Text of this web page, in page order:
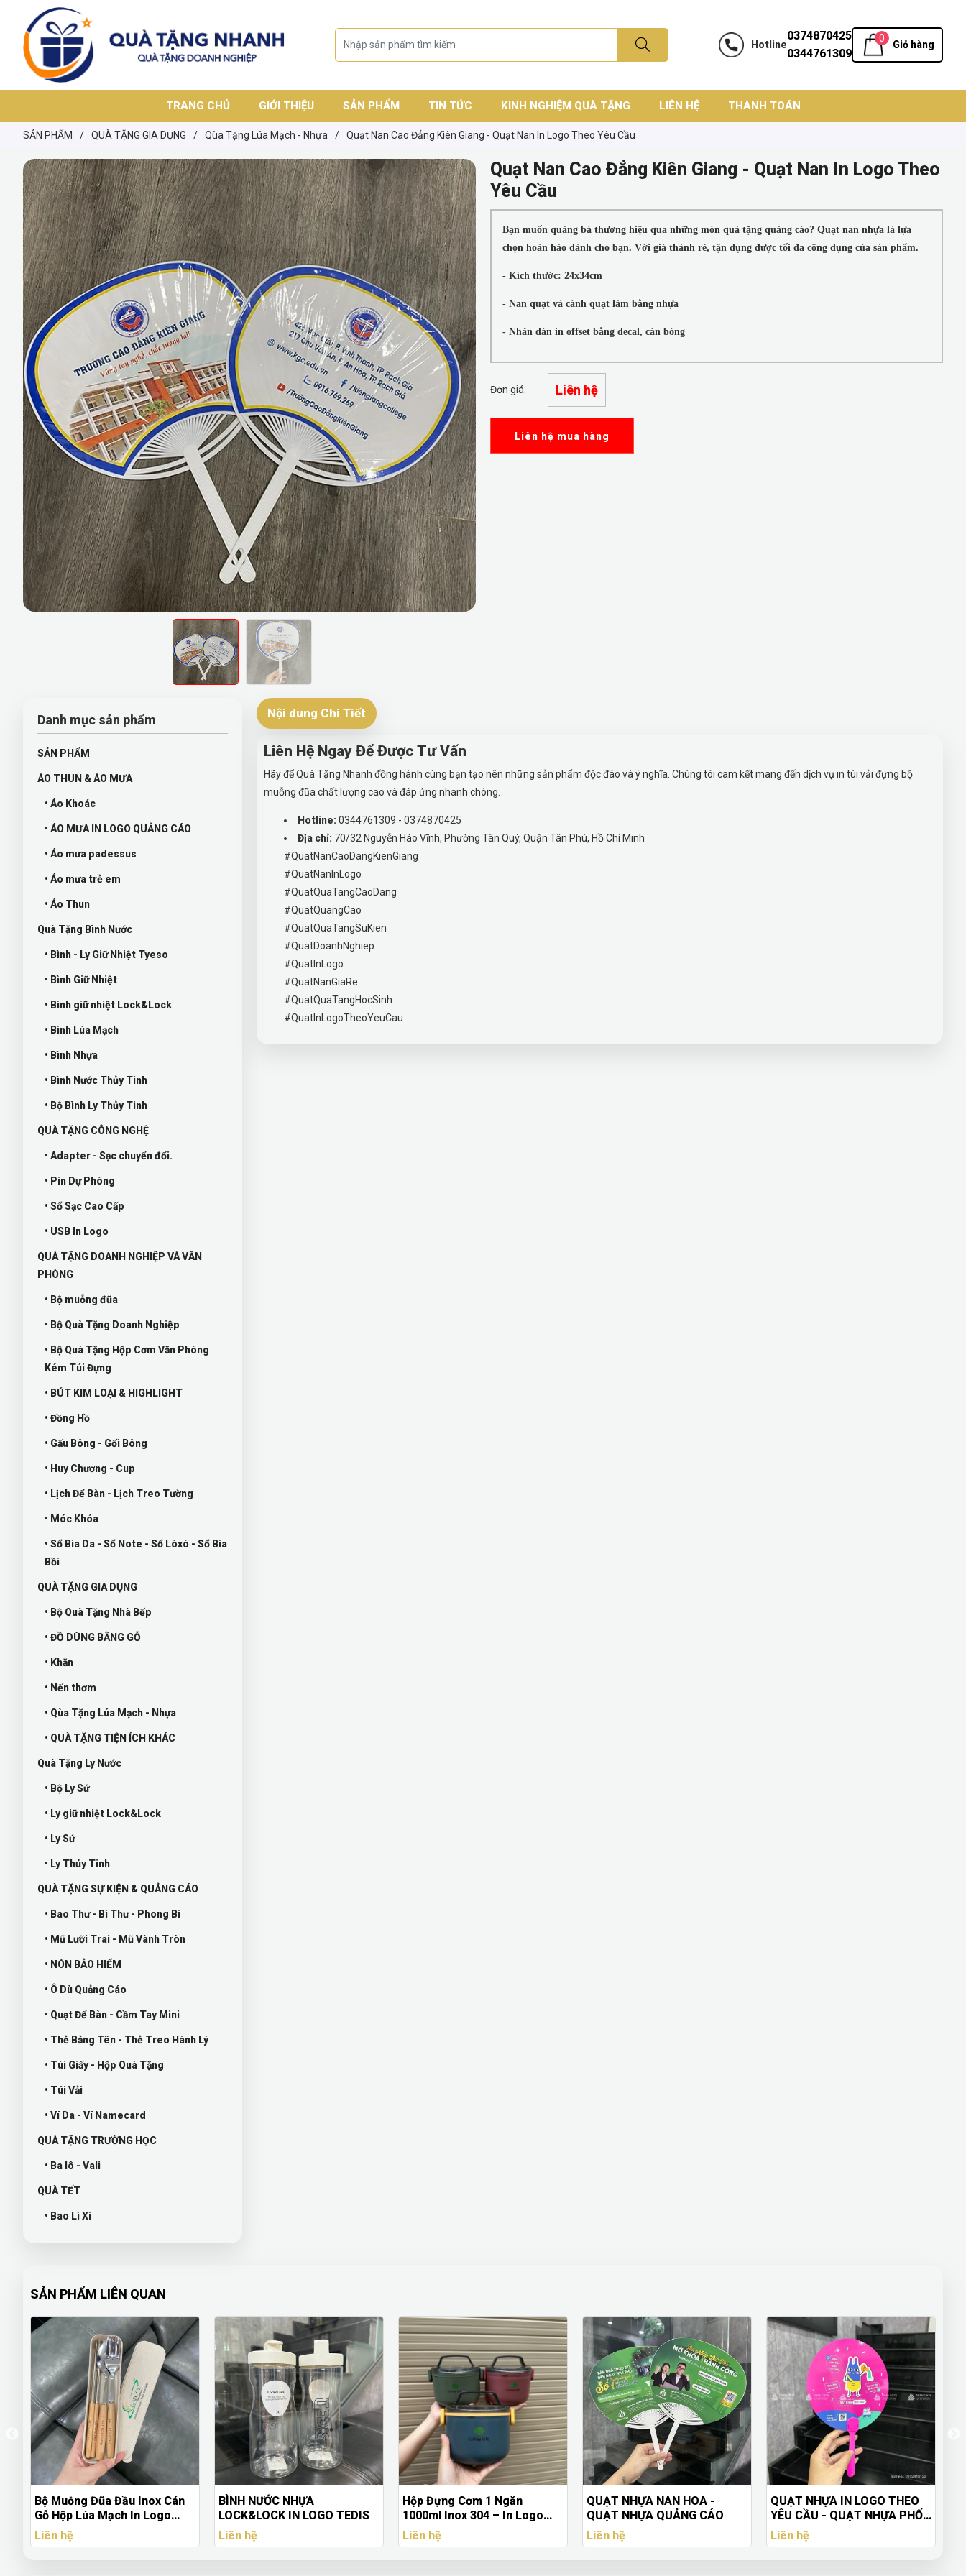
Hotline
0374870425
0344761309
0
Giỏ hàng
TRANG CHỦ GIỚI THIỆU SẢN PHẨM TIN TỨC KINH NGHIỆM QUÀ TẶNG LIÊN HỆ THANH TOÁN
SẢN PHẨM / QUÀ TẶNG GIA DỤNG / Qùa Tặng Lúa Mạch - Nhựa / Quạt Nan Cao Đẳng Kiên Giang - Quạt Nan In Logo Theo Yêu Cầu
Quạt Nan Cao Đẳng Kiên Giang - Quạt Nan In Logo Theo
Yêu Cầu
Bạn muốn quảng bá thương hiệu qua những món quà tặng quảng cáo? Quạt nan nhựa là lựa
chọn hoàn hảo dành cho bạn. Với giá thành rẻ, tận dụng được tối đa công dụng của sản phẩm.
- Kích thước: 24x34cm
- Nan quạt và cánh quạt làm bằng nhựa
- Nhãn dán in offset bằng decal, cán bóng
Đơn giá: Liên hệ
Liên hệ mua hàng
Danh mục sản phẩm
SẢN PHẨM
ÁO THUN & ÁO MƯA
• Áo Khoác
• ÁO MƯA IN LOGO QUẢNG CÁO
• Áo mưa padessus
• Áo mưa trẻ em
• Áo Thun
Quà Tặng Bình Nước
• Bình - Ly Giữ Nhiệt Tyeso
• Bình Giữ Nhiệt
• Bình giữ nhiệt Lock&Lock
• Bình Lúa Mạch
• Bình Nhựa
• Bình Nước Thủy Tinh
• Bộ Bình Ly Thủy Tinh
QUÀ TẶNG CÔNG NGHỆ
• Adapter - Sạc chuyển đổi.
• Pin Dự Phòng
• Sổ Sạc Cao Cấp
• USB In Logo
QUÀ TẶNG DOANH NGHIỆP VÀ VĂN
PHÒNG
• Bộ muỗng đũa
• Bộ Quà Tặng Doanh Nghiệp
• Bộ Quà Tặng Hộp Cơm Văn Phòng
Kém Túi Đựng
• BÚT KIM LOẠI & HIGHLIGHT
• Đồng Hồ
• Gấu Bông - Gối Bông
• Huy Chương - Cup
• Lịch Để Bàn - Lịch Treo Tường
• Móc Khóa
• Sổ Bìa Da - Sổ Note - Sổ Lòxò - Sổ Bìa
Bồi
QUÀ TẶNG GIA DỤNG
• Bộ Quà Tặng Nhà Bếp
• ĐỒ DÙNG BẰNG GỖ
• Khăn
• Nến thơm
• Qùa Tặng Lúa Mạch - Nhựa
• QUÀ TẶNG TIỆN ÍCH KHÁC
Quà Tặng Ly Nước
• Bộ Ly Sứ
• Ly giữ nhiệt Lock&Lock
• Ly Sứ
• Ly Thủy Tinh
QUÀ TẶNG SỰ KIỆN & QUẢNG CÁO
• Bao Thư - Bì Thư - Phong Bì
• Mũ Lưỡi Trai - Mũ Vành Tròn
• NÓN BẢO HIỂM
• Ô Dù Quảng Cáo
• Quạt Để Bàn - Cầm Tay Mini
• Thẻ Bảng Tên - Thẻ Treo Hành Lý
• Túi Giấy - Hộp Quà Tặng
• Túi Vải
• Ví Da - Ví Namecard
QUÀ TẶNG TRƯỜNG HỌC
• Ba lô - Vali
QUÀ TẾT
• Bao Lì Xì
Nội dung Chi Tiết
Liên Hệ Ngay Để Được Tư Vấn
Hãy để Quà Tặng Nhanh đồng hành cùng bạn tạo nên những sản phẩm độc đáo và ý nghĩa. Chúng tôi cam kết mang đến dịch vụ in túi vải đựng bộ
muỗng đũa chất lượng cao và đáp ứng nhanh chóng.
Hotline: 0344761309 - 0374870425
Địa chỉ: 70/32 Nguyễn Háo Vĩnh, Phường Tân Quý, Quận Tân Phú, Hồ Chí Minh
#QuatNanCaoDangKienGiang
#QuatNanInLogo
#QuatQuaTangCaoDang
#QuatQuangCao
#QuatQuaTangSuKien
#QuatDoanhNghiep
#QuatInLogo
#QuatNanGiaRe
#QuatQuaTangHocSinh
#QuatInLogoTheoYeuCau
SẢN PHẨM LIÊN QUAN
BÌNH NƯỚC NHỰA
LOCK&LOCK IN LOGO TEDIS
Liên hệ
Hộp Đựng Cơm 1 Ngăn
1000ml Inox 304 – In Logo
Theo Yêu Cầu
Liên hệ
QUẠT NHỰA NAN HOA -
QUẠT NHỰA QUẢNG CÁO
Liên hệ
QUẠT NHỰA IN LOGO THEO
YÊU CẦU - QUẠT NHỰA PHỐI
MÀU IN LOGO
Liên hệ
Quạt Nan Cao Đẳng Kiên
Giang - Quạt Nan In Logo
Theo Yêu Cầu
Liên hệ